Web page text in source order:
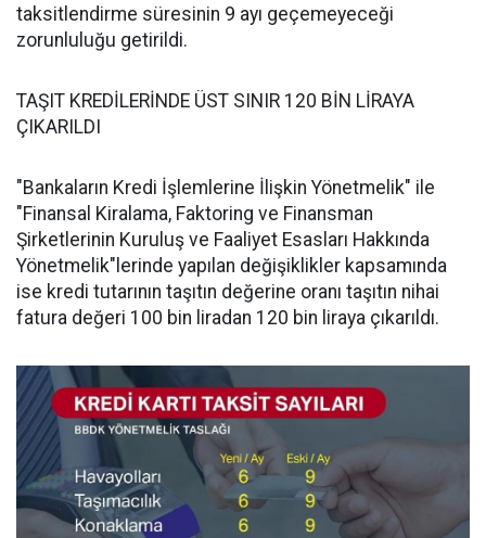
taksitlendirme süresinin 9 ayı geçemeyeceği
zorunluluğu getirildi.
TAŞIT KREDİLERİNDE ÜST SINIR 120 BİN LİRAYA
ÇIKARILDI
"Bankaların Kredi İşlemlerine İlişkin Yönetmelik" ile
"Finansal Kiralama, Faktoring ve Finansman
Şirketlerinin Kuruluş ve Faaliyet Esasları Hakkında
Yönetmelik"lerinde yapılan değişiklikler kapsamında
ise kredi tutarının taşıtın değerine oranı taşıtın nihai
fatura değeri 100 bin liradan 120 bin liraya çıkarıldı.